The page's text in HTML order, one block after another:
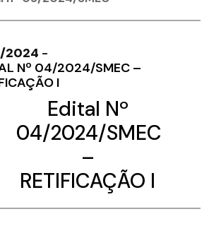
2024 -
Nº 04/2024/SMEC –
I
Edital Nº
04/2024/SMEC
–
RETIFICAÇÃO I